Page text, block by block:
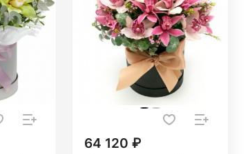
64 120 ₽